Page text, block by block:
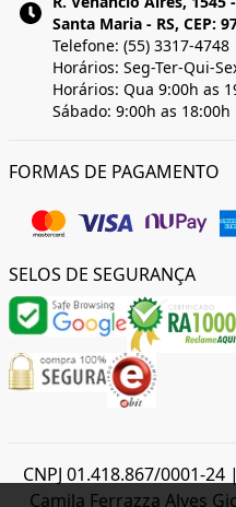
Santa Maria - RS, CEP:
Telefone: (55) 3317-4748
Horários: Seg-Ter-Qui-
Horários: Qua 9:00h as
Sábado: 9:00h as 18:00h
FORMAS DE PAGAMENTO
SELOS DE SEGURANÇA
CNPJ 01.418.867/0001-
Camila Ferrazza Alves